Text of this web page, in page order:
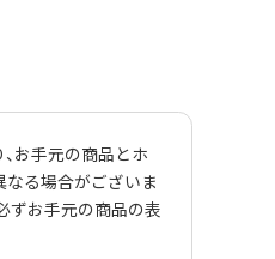
お手元の商品とホ
る場合がございま
ずお手元の商品の表